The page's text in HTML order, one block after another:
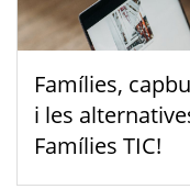
Famílies,
i les
Famílies TIC!